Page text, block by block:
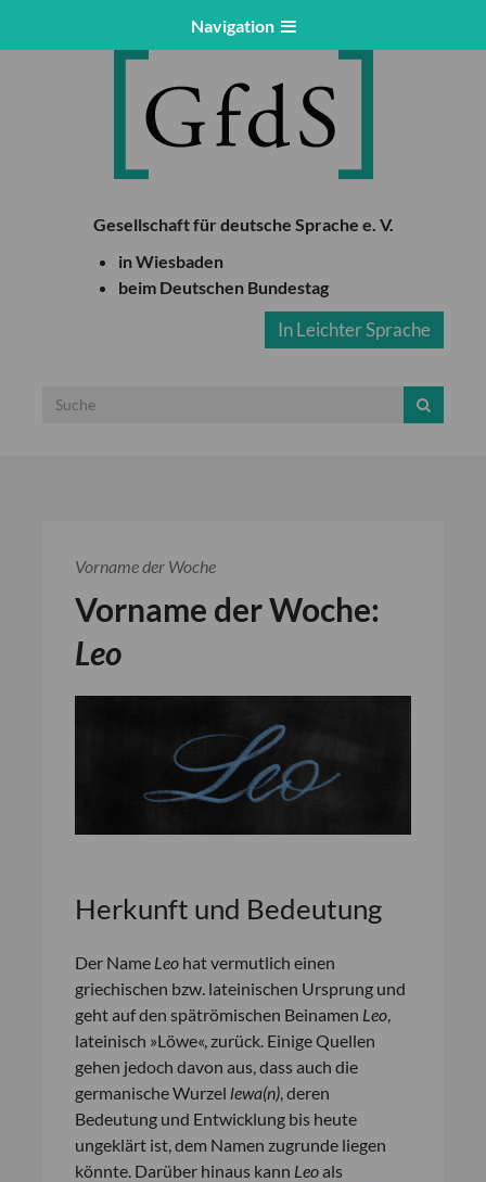
Navigation
Gesellschaft für deutsche Sprache e. V.
in Wiesbaden
beim Deutschen Bundestag
In Leichter Sprache
Vorname der Woche
Vorname der Woche:
Leo
Herkunft und Bedeutung
Der Name Leo hat vermutlich einen
griechischen bzw. lateinischen Ursprung und
geht auf den spätrömischen Beinamen Leo
lateinisch »Löwe«, zurück. Einige Quellen
gehen jedoch davon aus, dass auch die
germanische Wurzel lewa(n) , deren
Bedeutung und Entwicklung bis heute
ungeklärt ist, dem Namen zugrunde liegen
könnte. Darüber hinaus kann Leoals